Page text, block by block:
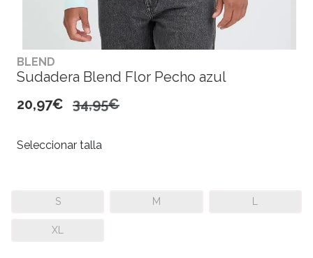
BLEND
Sudadera Blend Flor Pecho azul
20,97€ 34,95€
Seleccionar talla
S M L
XL